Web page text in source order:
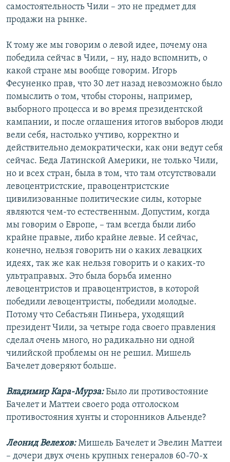
самостоятельность Чили – это не предмет для
продажи на рынке.
К тому же мы говорим о левой идее, почему она
победила сейчас в Чили, – ну, надо вспомнить, о
какой стране мы вообще говорим. Игорь
Фесуненко прав, что 30 лет назад невозможно было
помыслить о том, чтобы стороны, например,
выборного процесса и во время президентской
кампании, и после оглашения итогов выборов люди
вели себя, настолько учтиво, корректно и
действительно демократически, как они ведут себя
сейчас. Беда Латинской Америки, не только Чили,
но и всех стран, была в том, что там отсутствовали
левоцентристские, правоцентристские
цивилизованные политические силы, которые
являются чем-то естественным. Допустим, когда
мы говорим о Европе, – там всегда были либо
крайне правые, либо крайне левые. И сейчас,
конечно, нельзя говорить ни о каких левацких
идеях, так же как нельзя говорить и о каких-то
ультраправых. Это была борьба именно
левоцентристов и правоцентристов, в которой
победили левоцентристы, победили молодые.
Потому что Себастьян Пиньера, уходящий
президент Чили, за четыре года своего правления
сделал очень много, но радикально ни одной
чилийской проблемы он не решил. Мишель
Бачелет доверяют больше.
Владимир Кара-Мурза:Было ли противостояние
Бачелет и Маттеи своего рода отголоском
противостояния хунты и сторонников Альенде?
Леонид Велехов:Мишель Бачелет и Эвелин Маттеи
– дочери двух очень крупных генералов 60-70-х